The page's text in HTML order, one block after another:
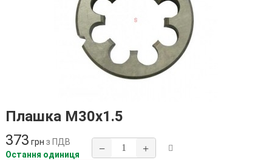
Плашка М30х1.5
373 грн з ПДВ
Остання одиниця
− +